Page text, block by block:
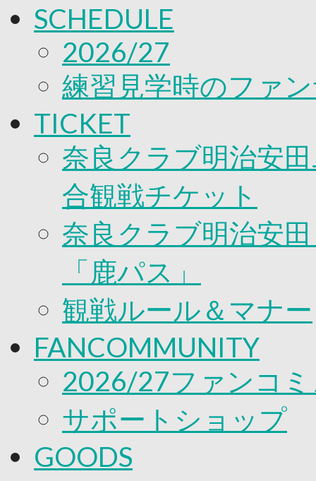
SCHEDULE
2026/27
練習見学時のファ
TICKET
奈良クラブ明治安
合観戦チケット
奈良クラブ明治安
「鹿パス」
観戦ルール＆マナー
FANCOMMUNITY
2026/27ファンコ
サポートショップ
GOODS